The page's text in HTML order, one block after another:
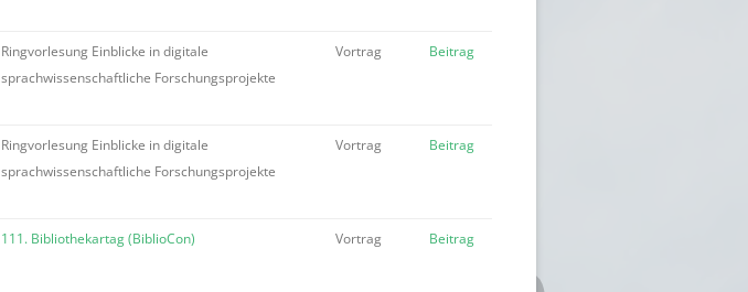
Ringvorlesung Einblicke in digitale
sprachwissenschaftliche Forschungsprojekte
Vortrag Beitrag
Ringvorlesung Einblicke in digitale
sprachwissenschaftliche Forschungsprojekte
Vortrag Beitrag
111. Bibliothekartag (BiblioCon) Vortrag Beitrag